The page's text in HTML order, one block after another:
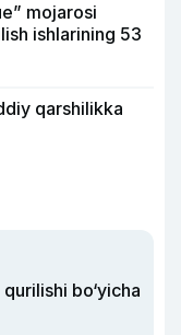
mojarosi
ishlarining 53
qarshilikka
bo‘yicha